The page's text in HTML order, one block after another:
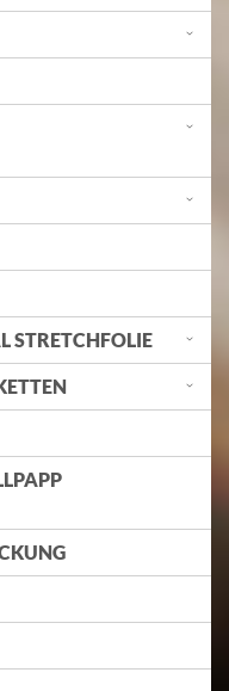
STRETCHFOLIE